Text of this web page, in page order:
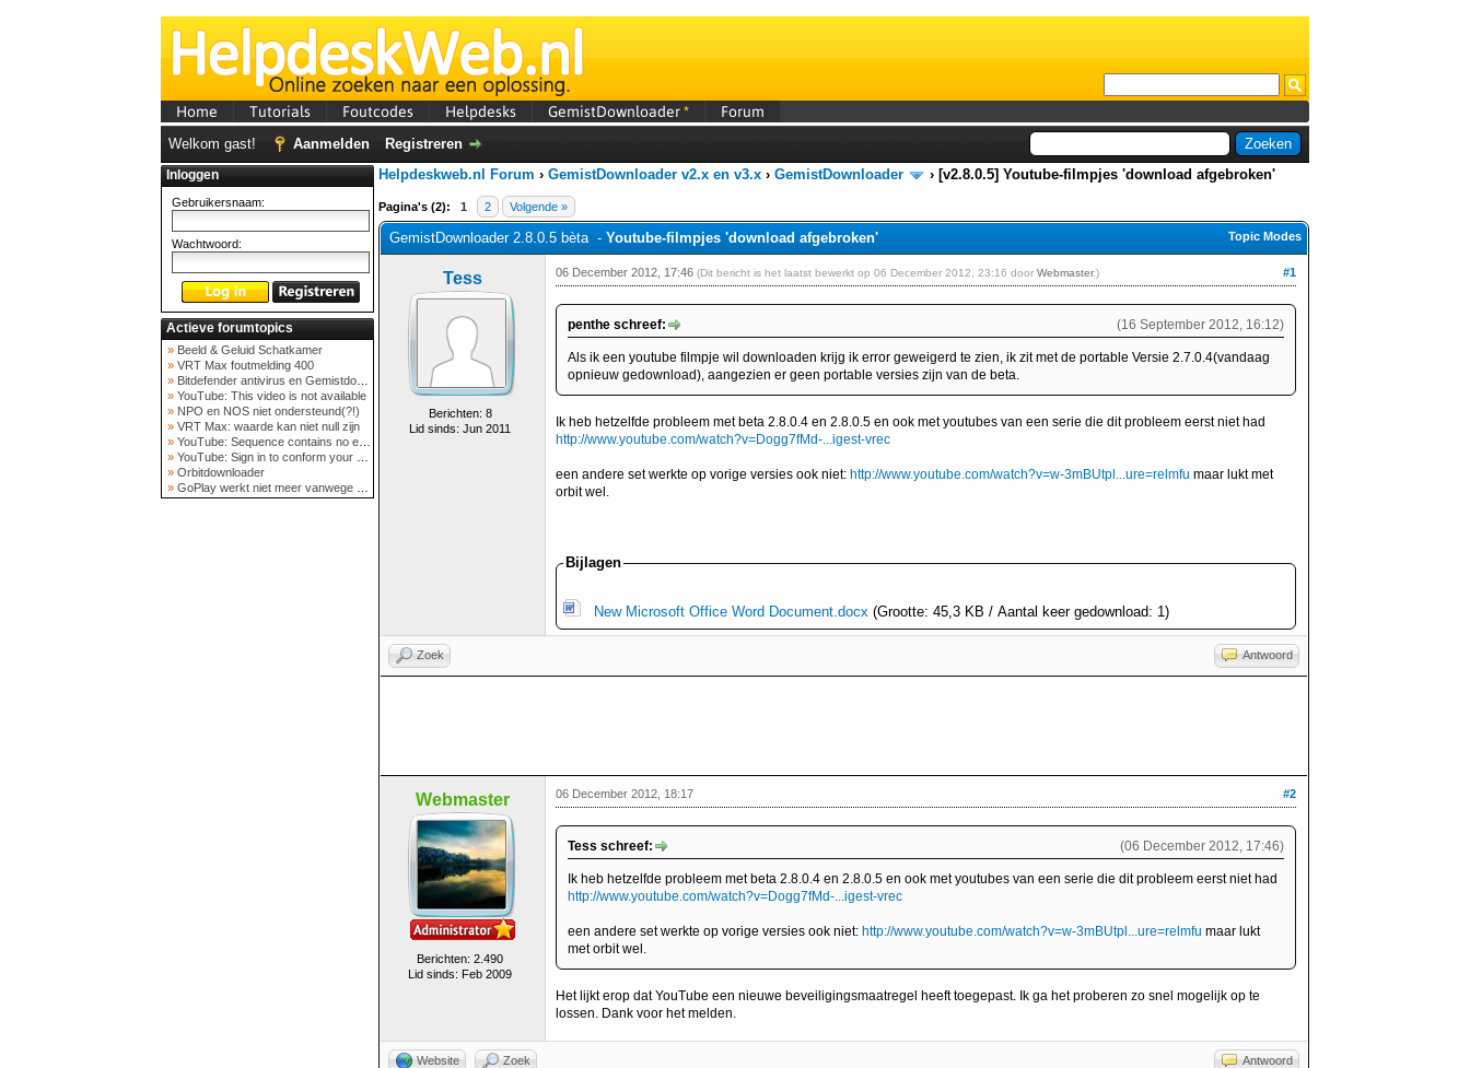
Home Tutorials Foutcodes Helpdesks GemistDownloader* Forum
Welkom gast! Aanmelden Registreren
Inloggen
Gebruikersnaam:
Wachtwoord:
Actieve forumtopics
» Beeld & Geluid Schatkamer
» VRT Max foutmelding 400
» Bitdefender antivirus en Gemistdowloader
» YouTube: This video is not available
» NPO en NOS niet ondersteund(?!)
» VRT Max: waarde kan niet null zijn
» YouTube: Sequence contains no elements
» YouTube: Sign in to conform your not a bot
» Orbitdownloader
» GoPlay werkt niet meer vanwege nieuwe webadres
Helpdeskweb.nl Forum › GemistDownloader v2.x en v3.x › GemistDownloader › [v2.8.0.5] Youtube-filmpjes 'download afgebroken'
Pagina's (2): 1 2 Volgende »
Topic Modes
GemistDownloader 2.8.0.5 bèta - Youtube-filmpjes 'download afgebroken'
Tess
Berichten: 8
Lid sinds: Jun 2011
#1
06 December 2012, 17:46 (Dit bericht is het laatst bewerkt op 06 December 2012, 23:16 door Webmaster.)
(16 September 2012, 16:12)
penthe schreef:
Als ik een youtube filmpje wil downloaden krijg ik error geweigerd te zien, ik zit met de portable Versie 2.7.0.4(vandaag
opnieuw gedownload), aangezien er geen portable versies zijn van de beta.
Ik heb hetzelfde probleem met beta 2.8.0.4 en 2.8.0.5 en ook met youtubes van een serie die dit probleem eerst niet had
http://www.youtube.com/watch?v=Dogg7fMd-...igest-vrec
een andere set werkte op vorige versies ook niet: http://www.youtube.com/watch?v=w-3mBUtpl...ure=relmfu maar lukt met
orbit wel.
Bijlagen
New Microsoft Office Word Document.docx (Grootte: 45,3 KB / Aantal keer gedownload: 1)
Zoek Antwoord
Webmaster
Berichten: 2.490
Lid sinds: Feb 2009
#2
06 December 2012, 18:17
(06 December 2012, 17:46)
Tess schreef:
Ik heb hetzelfde probleem met beta 2.8.0.4 en 2.8.0.5 en ook met youtubes van een serie die dit probleem eerst niet had
http://www.youtube.com/watch?v=Dogg7fMd-...igest-vrec
een andere set werkte op vorige versies ook niet: http://www.youtube.com/watch?v=w-3mBUtpl...ure=relmfu maar lukt
met orbit wel.
Het lijkt erop dat YouTube een nieuwe beveiligingsmaatregel heeft toegepast. Ik ga het proberen zo snel mogelijk op te
lossen. Dank voor het melden.
Website Zoek Antwoord